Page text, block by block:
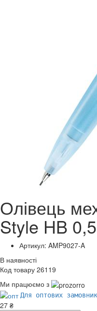
Олівець
Style HB 0,5
Артикул: AMP9027-A
В наявності
Код товару 26119
Ми працюємо з
Для оптових
27 ₴